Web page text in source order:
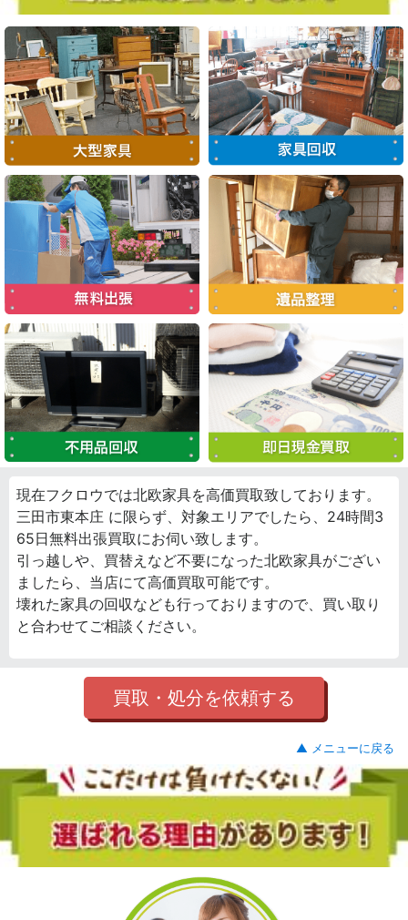
現在フクロウでは北欧家具を高価買取致しております。
三田市東本庄 に限らず、対象エリアでしたら、24時間3
65日無料出張買取にお伺い致します。
引っ越しや、買替えなど不要になった北欧家具がござい
ましたら、当店にて高価買取可能です。
壊れた家具の回収なども行っておりますので、買い取り
と合わせてご相談ください。
買取・処分を依頼する
▲ メニューに戻る